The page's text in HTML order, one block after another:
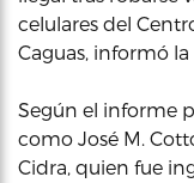
celulares del
Caguas, informó la
Según el informe
como José M.
Cidra, quien fue